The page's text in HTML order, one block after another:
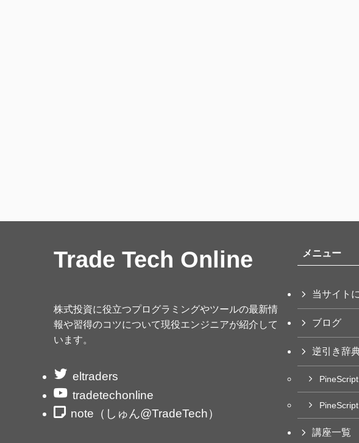
Trade Tech Online
株式投資に役立つプログラミングやツールの最新情
報や習得のコツについて現役エンジニアが紹介して
います。
eltraders
tradetechonline
note（しゅん@TradeTech）
メニュー
当サイト
ブログ
逆引き辞
講座一覧